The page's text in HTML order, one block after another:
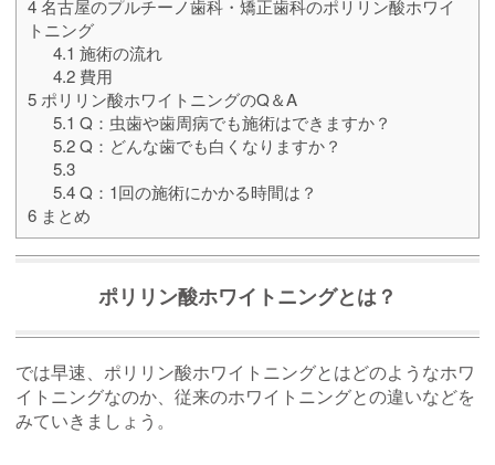
4名古屋のプルチーノ歯科・矯正歯科のポリリン酸ホワイ
トニング
4.1 施術の流れ
4.2費用
5 ポリリン酸ホワイトニングのQ＆A
5.1 Q：虫歯や歯周病でも施術はできますか？
5.2Q：どんな歯でも白くなりますか？
5.3
5.4Q：1回の施術にかかる時間は？
6 まとめ
ポリリン酸ホワイトニングとは？
では早速、ポリリン酸ホワイトニングとはどのようなホワ
イトニングなのか、従来のホワイトニングとの違いなどを
みていきましょう。